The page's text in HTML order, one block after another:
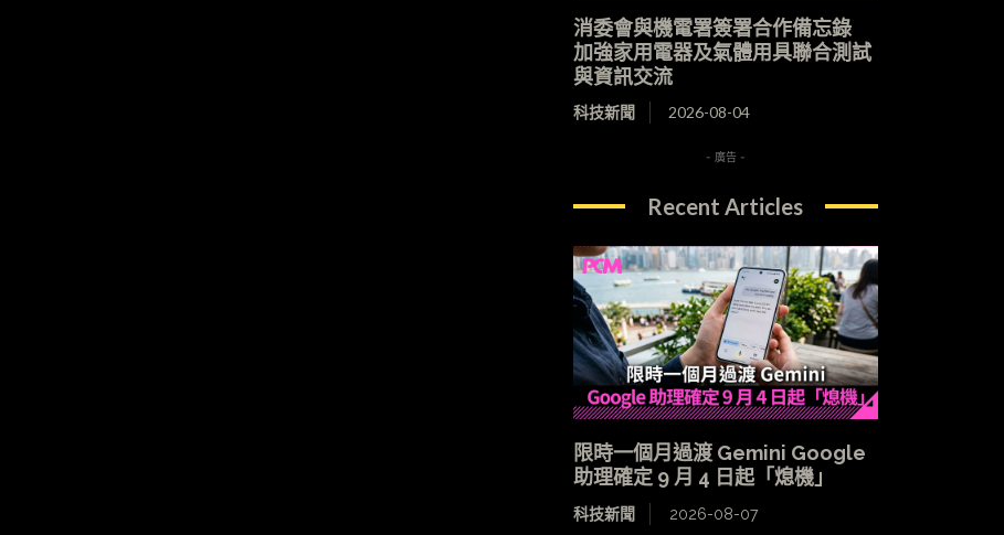
消委會與機電署簽署合作備忘錄
加強家用電器及氣體用具聯合測試
與資訊交流
科技新聞 2026-08-04
- 廣告 -
Recent Articles
限時一個月過渡 Gemini Google
助理確定 9 月 4 日起「熄機」
科技新聞 2026-08-07